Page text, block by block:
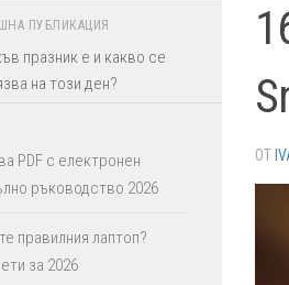
ОТ
ПУБЛИКАЦИЯ
празник е и какво се
на този ден?
PDF с електронен
ръководство 2026
правилния лаптоп?
за 2026